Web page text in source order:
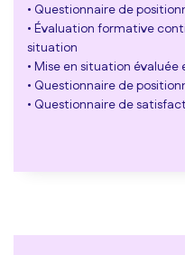
• Questionnaire de
• Évaluation formative
situation
• Mise en situation
• Questionnaire de
• Questionnaire de